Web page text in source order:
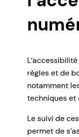
règles et de
notamment
techniques et
Le suivi de
permet de